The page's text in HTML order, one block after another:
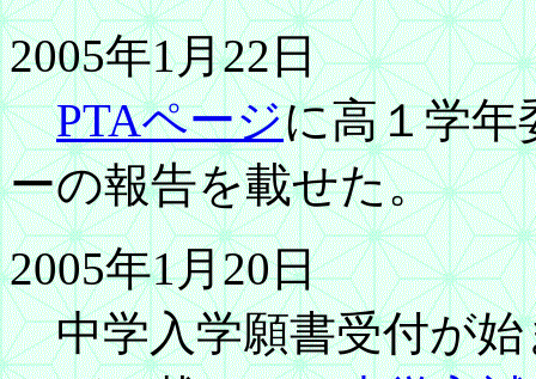
2005年1月22日
PTAページに高１学年
ーの報告を載せた。
2005年1月20日
中学入学願書受付が始